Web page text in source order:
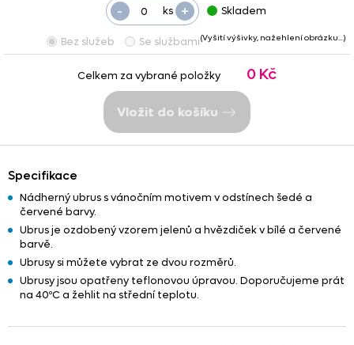
ks +
- Skladem
Bez služeb Se službami(Vyšití výšivky, nažehlení obrázku…)
Celkem za vybrané položky 0 Kč
Vložit do košíku
Specifikace
Nádherný ubrus s vánočním motivem v odstínech šedé a
červené barvy.
Ubrus je ozdobený vzorem jelenů a hvězdiček v bílé a červené
barvě.
Ubrusy si můžete vybrat ze dvou rozměrů.
Ubrusy jsou opatřeny teflonovou úpravou. Doporučujeme prát
na 40ºC a žehlit na střední teplotu.